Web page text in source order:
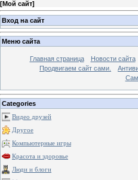
[Мой сайт]
Вход на сайт
Меню сайта
Главная страница Новости сайта
Продвигаем сайт сами.
Categories
Видео друзей
Другое
Компьютерные игры
Красота и здоровье
Люди и блоги